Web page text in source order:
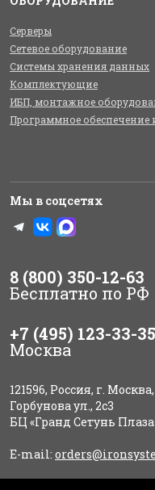
Серверы
Сетевое оборудование
Системы хранения данных
Комплектующие
ИБП, монтажное
Программное обеспечение
Мы в соцсетях
8 (800) 350-12-63
Бесплатно по РФ
+7 (495) 123-33-35
Москва
121596, Россия, г. Москва,
Горбунова ул., 2с3
БЦ «Гранд Сетунь
E-mail: